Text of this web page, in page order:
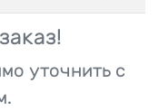
уточнить с